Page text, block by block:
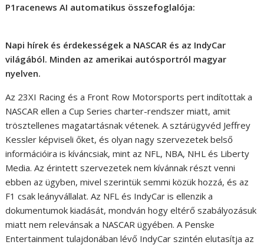
P1racenews AI automatikus összefoglalója:
Napi hírek és érdekességek a NASCAR és az IndyCar
világából. Minden az amerikai autósportról magyar
nyelven.
Az 23XI Racing és a Front Row Motorsports pert indítottak a
NASCAR ellen a Cup Series charter-rendszer miatt, amit
trösztellenes magatartásnak vétenek. A sztárügyvéd Jeffrey
Kessler képviseli őket, és olyan nagy szervezetek belső
információira is kíváncsiak, mint az NFL, NBA, NHL és Liberty
Media. Az érintett szervezetek nem kívánnak részt venni
ebben az ügyben, mivel szerintük semmi közük hozzá, és az
F1 csak leányvállalat. Az NFL és IndyCar is ellenzik a
dokumentumok kiadását, mondván hogy eltérő szabályozásuk
miatt nem relevánsak a NASCAR ügyében. A Penske
Entertainment tulajdonában lévő IndyCar szintén elutasítja az